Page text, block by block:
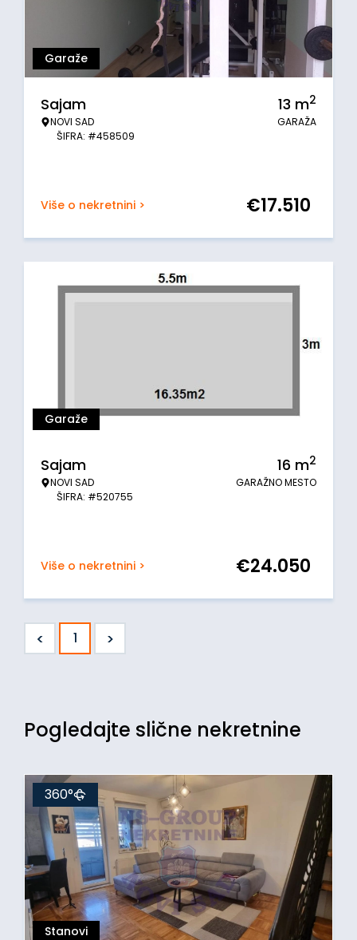
Garaže
Sajam
NOVI SAD
ŠIFRA: #458509
13 m2
GARAŽA
Više o nekretnini > €17.510
Garaže
Sajam
NOVI SAD
ŠIFRA: #520755
16 m2
GARAŽNO MESTO
Više o nekretnini > €24.050
< 1 >
Pogledajte slične nekretnine
Stanovi
360°